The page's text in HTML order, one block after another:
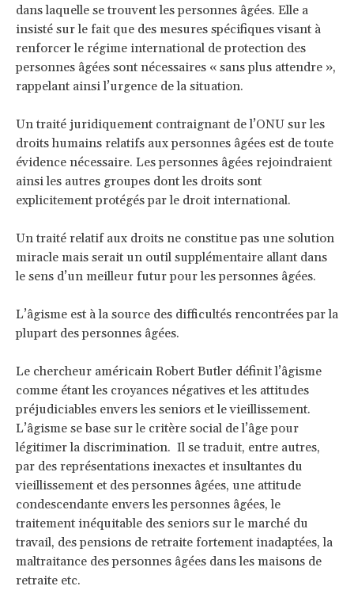
dans laquelle se trouvent les personnes âgées. Elle a
insisté sur le fait que des mesures spécifiques visant à
renforcer le régime international de protection des
personnes âgées sont nécessaires « sans plus attendre »,
rappelant ainsi l’urgence de la situation.
Un traité juridiquement contraignant de l’ONU sur les
droits humains relatifs aux personnes âgées est de toute
évidence nécessaire. Les personnes âgées rejoindraient
ainsi les autres groupes dont les droits sont
explicitement protégés par le droit international.
Un traité relatif aux droits ne constitue pas une solution
miracle mais serait un outil supplémentaire allant dans
le sens d’un meilleur futur pour les personnes âgées.
L’âgisme est à la source des difficultés rencontrées par la
plupart des personnes âgées.
Le chercheur américain Robert Butler définit l’âgisme
comme étant les croyances négatives et les attitudes
préjudiciables envers les seniors et le vieillissement.
L’âgisme se base sur le critère social de l’âge pour
légitimer la discrimination. Il se traduit, entre autres,
par des représentations inexactes et insultantes du
vieillissement et des personnes âgées, une attitude
condescendante envers les personnes âgées, le
traitement inéquitable des seniors sur le marché du
travail, des pensions de retraite fortement inadaptées, la
maltraitance des personnes âgées dans les maisons de
retraite etc.